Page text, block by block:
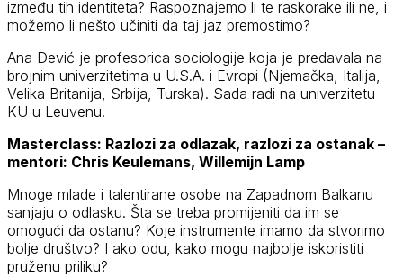
između tih identiteta? Raspoznajemo li te raskorake ili ne, i
možemo li nešto učiniti da taj jaz premostimo?
Ana Dević je profesorica sociologije koja je predavala na
brojnim univerzitetima u U.S.A. i Evropi (Njemačka, Italija,
Velika Britanija, Srbija, Turska). Sada radi na univerzitetu
KU u Leuvenu.
Masterclass: Razlozi za odlazak, razlozi za ostanak –
mentori: Chris Keulemans, Willemijn Lamp
Mnoge mlade i talentirane osobe na Zapadnom Balkanu
sanjaju o odlasku. Šta se treba promijeniti da im se
omogući da ostanu? Koje instrumente imamo da stvorimo
bolje društvo? I ako odu, kako mogu najbolje iskoristiti
pruženu priliku?